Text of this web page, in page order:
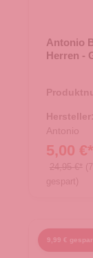
Antonio
Herren -
Hersteller:
Antonio
5,00 €*
24,95 €*
gespart)
9,99 €